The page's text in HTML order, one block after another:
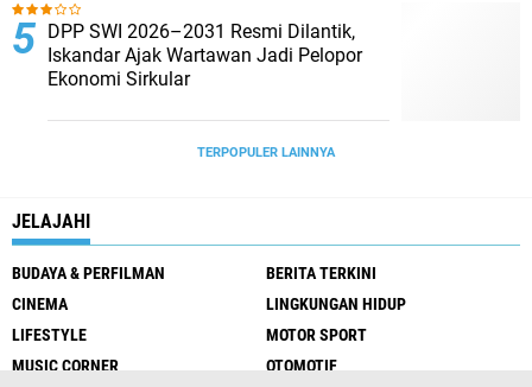
DPP SWI 2026–2031 Resmi Dilantik,
Iskandar Ajak Wartawan Jadi Pelopor
Ekonomi Sirkular
TERPOPULER LAINNYA
JELAJAHI
BUDAYA & PERFILMAN
BERITA TERKINI
CINEMA
LINGKUNGAN HIDUP
LIFESTYLE
MOTOR SPORT
MUSIC CORNER
OTOMOTIF